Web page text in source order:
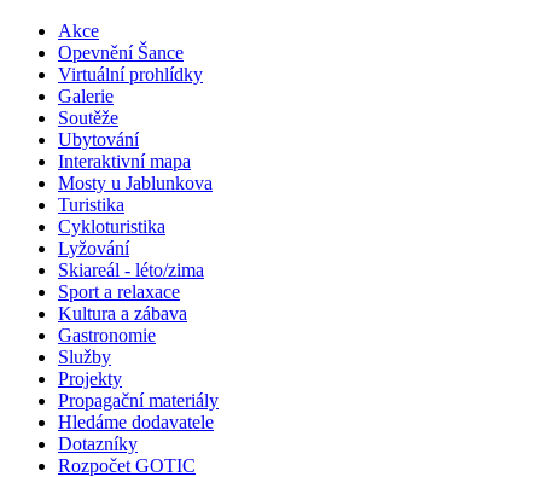
Akce
Opevnění Šance
Virtuální prohlídky
Galerie
Soutěže
Ubytování
Interaktivní mapa
Mosty u Jablunkova
Turistika
Cykloturistika
Lyžování
Skiareál - léto/zima
Sport a relaxace
Kultura a zábava
Gastronomie
Služby
Projekty
Propagační materiály
Hledáme dodavatele
Dotazníky
Rozpočet GOTIC